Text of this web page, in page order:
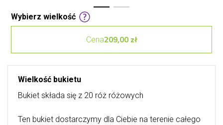
Wybierz wielkość
Cena209,00 zł
Wielkość bukietu
Bukiet składa się z 20 róż różowych
Ten bukiet dostarczymy dla Ciebie na terenie całego